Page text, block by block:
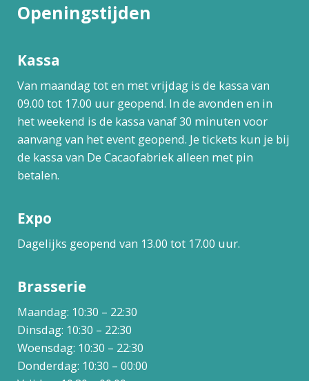
Openingstijden
Kassa
Van maandag tot en met vrijdag is de kassa van
09.00 tot 17.00 uur geopend. In de avonden en in
het weekend is de kassa vanaf 30 minuten voor
aanvang van het event geopend. Je tickets kun je bij
de kassa van De Cacaofabriek alleen met pin
betalen.
Expo
Dagelijks geopend van 13.00 tot 17.00 uur.
Brasserie
Maandag: 10:30 – 22:30
Dinsdag: 10:30 – 22:30
Woensdag: 10:30 – 22:30
Donderdag: 10:30 – 00:00